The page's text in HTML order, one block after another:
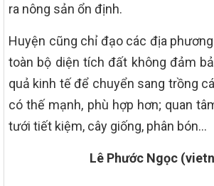
ra nông sản ổn định.
Huyện cũng chỉ đạo các địa
toàn bộ diện tích đất không đảm
quả kinh tế để chuyển sang trồng
có thế mạnh, phù hợp hơn; quan
tưới tiết kiệm, cây giống, phân bón…
Lê Phước Ngọc